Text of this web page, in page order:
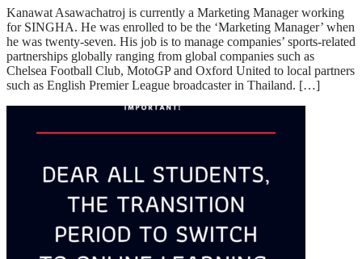
Kanawat Asawachatroj is currently a Marketing Manager working
for SINGHA. He was enrolled to be the ‘Marketing Manager’ when
he was twenty-seven. His job is to manage companies’ sports-related
partnerships globally ranging from global companies such as
Chelsea Football Club, MotoGP and Oxford United to local partners
such as English Premier League broadcaster in Thailand. […]